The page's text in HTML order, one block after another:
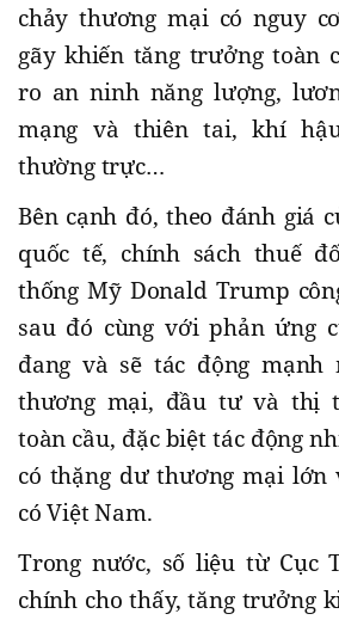
chảy thương mại có nguy
gãy khiến tăng trưởng toàn
ro an ninh năng lượng,
mạng và thiên tai, khí
thường trực…
Bên cạnh đó, theo đánh giá
quốc tế, chính sách thuế
thống Mỹ Donald Trump
sau đó cùng với phản ứng
đang và sẽ tác động mạnh
thương mại, đầu tư và thị
toàn cầu, đặc biệt tác động
có thặng dư thương mại lớn
có Việt Nam.
Trong nước, số liệu từ Cục
chính cho thấy, tăng trưởng